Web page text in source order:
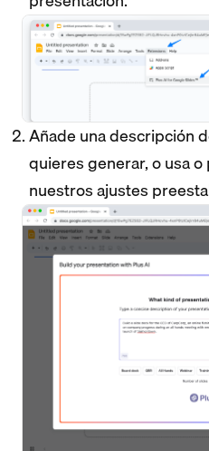
Añade una descripción
quieres generar, o usa
nuestros ajustes